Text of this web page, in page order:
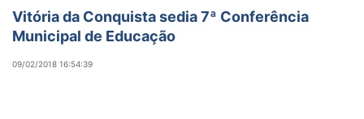
Vitória da Conquista sedia 7ª Conferência
Municipal de Educação
09/02/2018 16:54:39